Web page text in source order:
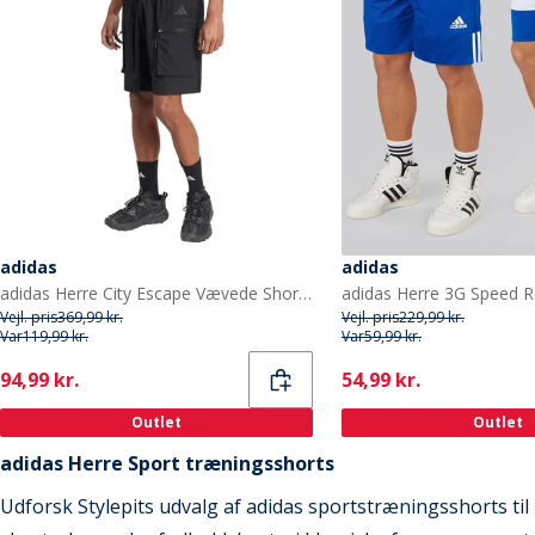
adidas
adidas Herre City Escape Vævede Shorts Sort
Vejl. pris369,99 kr.
Var119,99 kr.
Current
94,99 kr.
Outlet
adidas
Vejl. pris229,99 kr.
Var59,99 kr.
Current
54,99 kr.
Outlet
adidas Herre Sport træningsshorts
Udforsk Stylepits udvalg af adidas sportstræningsshorts